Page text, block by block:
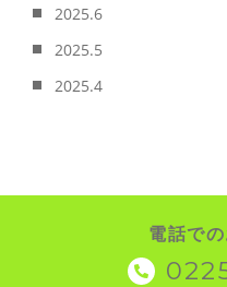
2025.6
2025.5
2025.4
電話で